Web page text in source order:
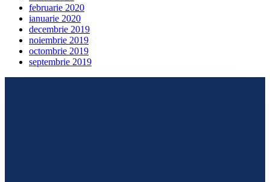
februarie 2020
ianuarie 2020
decembrie 2019
noiembrie 2019
octombrie 2019
septembrie 2019